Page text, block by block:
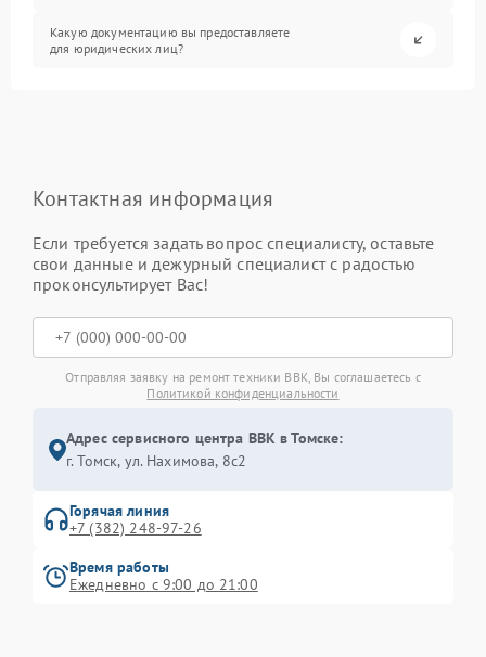
Какую документацию вы предоставляете
для юридических лиц?
Контактная информация
Если требуется задать вопрос специалисту, оставьте
свои данные и дежурный специалист с радостью
проконсультирует Вас!
Отправляя заявку на ремонт техники BBK, Вы соглашаетесь с
Политикой конфиденциальности
Адрес сервисного центра BBK в Томске:
г. Томск, ул. Нахимова, 8с2
Горячая линия
+7 (382) 248-97-26
Время работы
Ежедневно с 9:00 до 21:00